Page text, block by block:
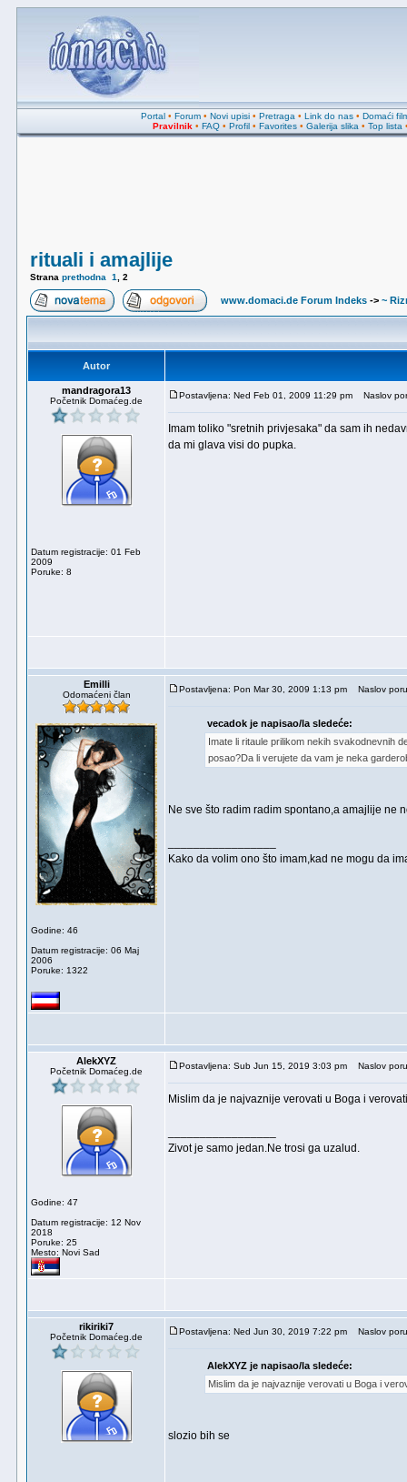
Portal• Forum• Novi upisi• Pretraga • Link do nas• Domaći
Pravilnik • FAQ • Profil • Favorites • Galerija slika • Top lista
rituali i amajlije
Strana prethodna 1 2
www.domaci.de Forum Indeks -> ~
Autor
mandragora13
Početnik Domaćeg.de
Datum registracije: 01 Feb
2009
Poruke: 8
Postavljena: Ned Feb 01, 2009 11:29 pm Naslov
Imam toliko "sretnih privjesaka" da sam ih
da mi glava visi do pupka.
Emilli
Odomaćeni član
Godine: 46
Datum registracije: 06 Maj
2006
Poruke: 1322
Postavljena: Pon Mar 30, 2009 1:13 pm Naslov
vecadok je napisao/la sledeće:
Imate li ritaule prilikom nekih svakodnevnih
posao?Da li verujete da vam je neka
Ne sve što radim radim spontano,a amajlije ne
Kako da volim ono što imam,kad ne mogu da
AlekXYZ
Početnik Domaćeg.de
Godine: 47
Datum registracije: 12 Nov
2018
Poruke: 25
Mesto: Novi Sad
Postavljena: Sub Jun 15, 2019 3:03 pm Naslov
Mislim da je najvaznije verovati u Boga i
Zivot je samo jedan.Ne trosi ga uzalud.
rikiriki7
Početnik Domaćeg.de
Postavljena: Ned Jun 30, 2019 7:22 pm Naslov
AlekXYZ je napisao/la sledeće:
Mislim da je najvaznije verovati u Boga i
slozio bih se